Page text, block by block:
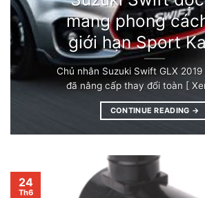
mang phong
giới hạn Sport
Chủ nhân Suzuki Swift GLX 2019
đã nâng cấp thay đổi toàn [
CONTINUE READING →
24
Th6